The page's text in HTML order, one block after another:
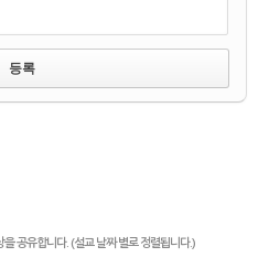
공유합니다. (설교 날짜 별로 정렬됩니다.)